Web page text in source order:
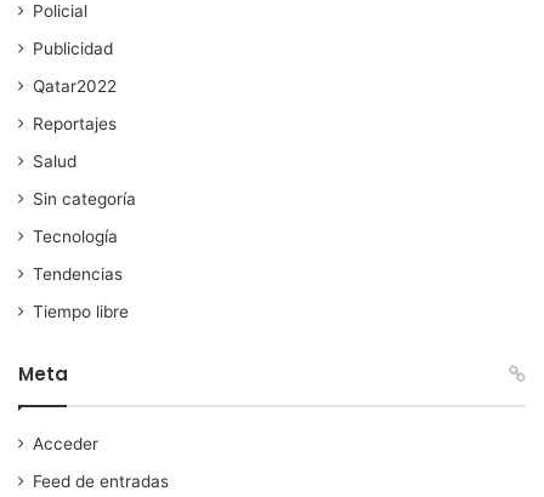
Policial
Publicidad
Qatar2022
Reportajes
Salud
Sin categoría
Tecnología
Tendencias
Tiempo libre
Meta
Acceder
Feed de entradas